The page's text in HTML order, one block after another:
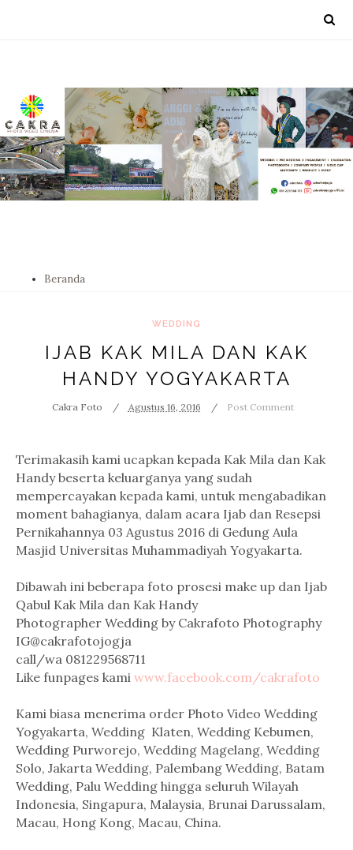
Beranda
WEDDING
IJAB KAK MILA DAN KAK
HANDY YOGYAKARTA
Cakra Foto Agustus 16, 2016 Post Comment
Terimakasih kami ucapkan kepada Kak Mila dan Kak
Handy beserta keluarganya yang sudah
mempercayakan kepada kami, untuk mengabadikan
moment bahagianya, dalam acara Ijab dan Resepsi
Pernikahannya 03 Agustus 2016 di Gedung Aula
Masjid Universitas Muhammadiyah Yogyakarta.
Dibawah ini beberapa foto prosesi make up dan Ijab
Qabul Kak Mila dan Kak Handy
Photographer Wedding by Cakrafoto Photography
IG@cakrafotojogja
call/wa 081229568711
Like funpages kami www.facebook.com/cakrafoto
Kami biasa menerima order Photo Video Wedding
Yogyakarta, Wedding Klaten, Wedding Kebumen,
Wedding Purworejo, Wedding Magelang, Wedding
Solo, Jakarta Wedding, Palembang Wedding, Batam
Wedding, Palu Wedding hingga seluruh Wilayah
Indonesia, Singapura, Malaysia, Brunai Darussalam,
Macau, Hong Kong, Macau, China.